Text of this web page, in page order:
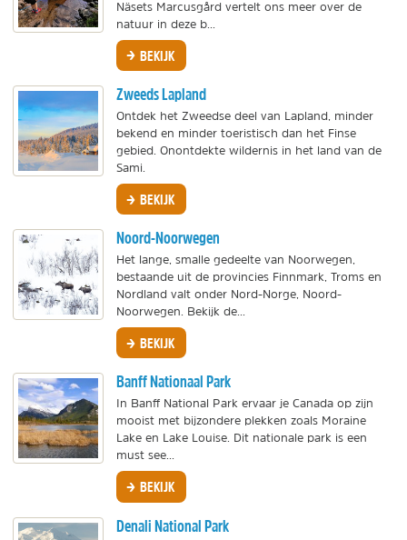
Näsets Marcusgård vertelt ons meer over de
natuur in deze b...
BEKIJK
Zweeds Lapland
Ontdek het Zweedse deel van Lapland, minder
bekend en minder toeristisch dan het Finse
gebied. Onontdekte wildernis in het land van de
Sami.
BEKIJK
Noord-Noorwegen
Het lange, smalle gedeelte van Noorwegen,
bestaande uit de provincies Finnmark, Troms en
Nordland valt onder Nord-Norge, Noord-
Noorwegen. Bekijk de...
BEKIJK
Banff Nationaal Park
In Banff National Park ervaar je Canada op zijn
mooist met bijzondere plekken zoals Moraine
Lake en Lake Louise. Dit nationale park is een
must see...
BEKIJK
Denali National Park